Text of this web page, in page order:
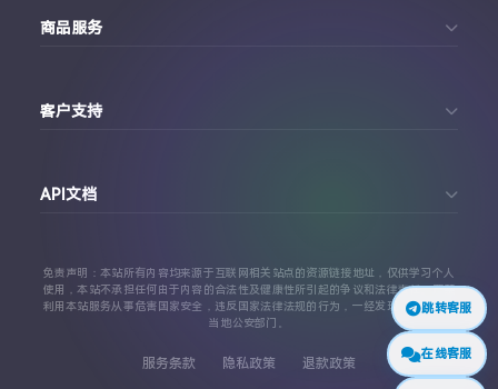
跳转客服
在线客服
订单查询
商品服务
Facebook账号购买
TikTok账号购买
客户支持
API文档
API 接口文档
代理对接文档
免责声明：本站所有内容均来源于互联网相关站点的资源链接地址，仅供学习个人
使用，本站不承担任何由于内容的合法性及健康性所引起的争议和法律责任。严禁
利用本站服务从事危害国家安全，违反国家法律法规的行为，一经发现，立即上报
当地公安部门。
服务条款 隐私政策 退款政策